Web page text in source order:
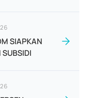
SIAPKAN